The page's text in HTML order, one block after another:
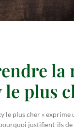
la
plus
le plus cher »
justifient-ils